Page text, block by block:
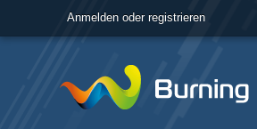
Anmelden oder registrieren